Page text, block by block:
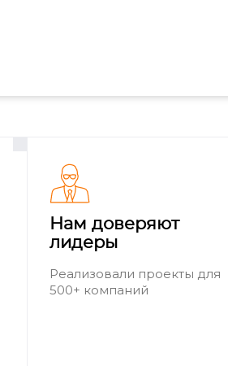
Нам доверяют
лидеры
Реализовали проекты для
500+ компаний